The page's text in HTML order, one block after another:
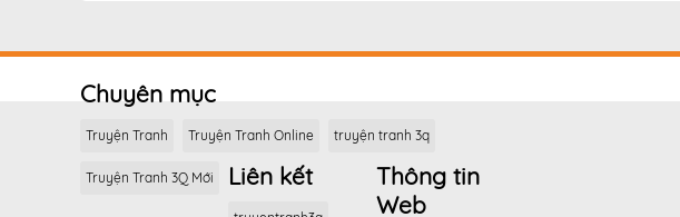
Chuyên mục
Truyện Tranh Truyện Tranh Online truyện tranh 3q
Truyện Tranh 3Q Mới Liên kết
Thông tin
Web